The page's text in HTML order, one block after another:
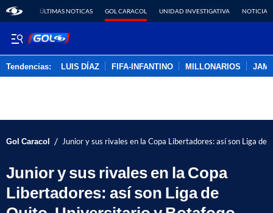
ÚLTIMAS NOTICAS GOL CARACOL UNIDAD INVESTIGATIVA NOTICIAS
Tendencias: LUIS DÍAZ FIFA-INFANTINO MILLONARIOS
Gol Caracol / Junior y sus rivales en la Copa Libertadores: así son Liga
Junior y sus rivales en la Copa
Libertadores: así son Liga de